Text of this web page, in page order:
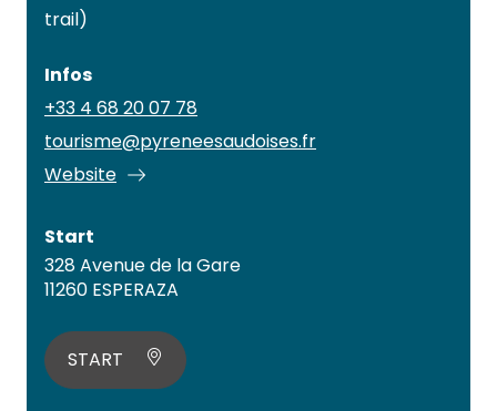
trail)
Infos
+33 4 68 20 07 78
tourisme@pyreneesaudoises.fr
Website
Start
328 Avenue de la Gare
11260 ESPERAZA
START